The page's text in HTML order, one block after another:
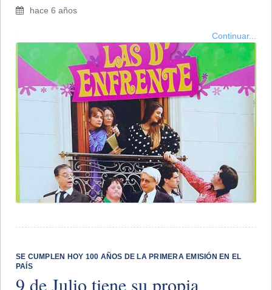
hace 6 años
Continuar...
SE CUMPLEN HOY 100 AÑOS DE LA PRIMERA EMISIÓN EN EL
PAÍS
9 de Julio tiene su propia